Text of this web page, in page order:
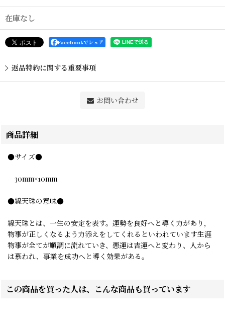
在庫なし
Facebookでシェア
返品特約に関する重要事項
お問い合わせ
商品詳細
●サイズ●
30mm×10mm
●線天珠の意味●
線天珠とは、一生の安定を表す。運勢を良好へと導く力があり，
物事が正しくなるよう力添えをしてくれるといわれています生涯
物事が全てが順調に流れていき、悪運は吉運へと変わり、人から
は慕われ、事業を成功へと導く効果がある。
この商品を買った人は、こんな商品も買っています